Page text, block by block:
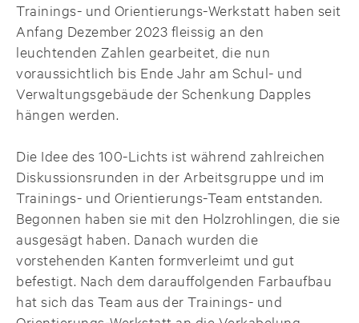
Trainings- und Orientierungs-Werkstatt haben seit
Anfang Dezember 2023 fleissig an den
leuchtenden Zahlen gearbeitet, die nun
voraussichtlich bis Ende Jahr am Schul- und
Verwaltungsgebäude der Schenkung Dapples
hängen werden.
Die Idee des 100-Lichts ist während zahlreichen
Diskussionsrunden in der Arbeitsgruppe und im
Trainings- und Orientierungs-Team entstanden.
Begonnen haben sie mit den Holzrohlingen, die sie
ausgesägt haben. Danach wurden die
vorstehenden Kanten formverleimt und gut
befestigt. Nach dem darauffolgenden Farbaufbau
hat sich das Team aus der Trainings- und